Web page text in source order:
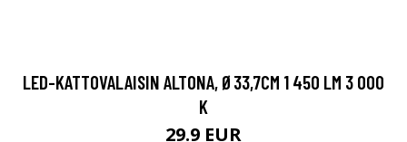
LED-KATTOVALAISIN ALTONA, Ø33,7CM 1 450 LM 3 000
K
29.9 EUR